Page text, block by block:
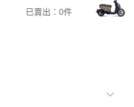
已賣出：0件